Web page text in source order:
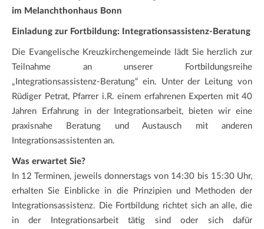
im Melanchthonhaus Bonn
Einladung zur Fortbildung: Integrationsassistenz-Beratung
Die Evangelische Kreuzkirchengemeinde lädt Sie herzlich zur
Teilnahme an unserer Fortbildungsreihe
„Integrationsassistenz-Beratung“ ein. Unter der Leitung von
Rüdiger Petrat, Pfarrer i.R. einem erfahrenen Experten mit 40
Jahren Erfahrung in der Integrationsarbeit, bieten wir eine
praxisnahe Beratung und Austausch mit anderen
Integrationsassistenten an.
Was erwartet Sie?
In 12 Terminen, jeweils donnerstags von 14:30 bis 15:30 Uhr,
erhalten Sie Einblicke in die Prinzipien und Methoden der
Integrationsassistenz. Die Fortbildung richtet sich an alle, die
in der Integrationsarbeit tätig sind oder sich dafür